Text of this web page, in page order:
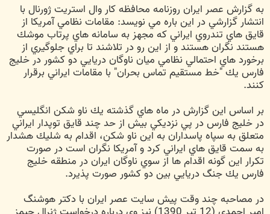
به گزارش عصر ایران روزنامه محافظه كار وال استريت ژورنال با
انتشار گزارشي در اين باره مي نويسد: مقامات نظامي آمريكا از
قايق هاي تندروي ايراني كه مجهز به سامانه هاي پرتاب موشك
هستند نگران هستند و از اين رو در تلاشند تا براي جلوگيري از
برخورد هاي احتمالي نظامي ميان ناوگان دريايي دو كشور در خليج
فارس يك "خط مستقيم تماس بحران" با مقامات ايراني برقرار
كنند.
بر اساس اين گزارش در ماه هاي گذشته يك ناو شكن انگليسي
در خليج فارس در پي نزديكي بيش از حد چند قايق توپدار ايراني
متعلق به سپاه پاسداران به اين ناو شكن، اقدام به شليك هشدار
به سمت قايق هاي ايراني كرد و آمريكا نگران است در صورت
تكرار اين گونه اقدام ها از سوي ناوگان ايران در منطقه خليج
فارس يك جنگ دريايي بين دو كشور صورت پذيرد.
در مصاحبه چند وقت پیش سايت عصر ايران با دكتر هوشنگ